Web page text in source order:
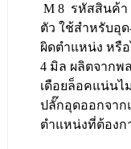
M 8 รหัสสินค้า
ตัว ใช้สำหรับอุด
ผิดตำแหน่ง หรื
4 มิล ผลิตจากพ
เดือยล็อคแน่นไ
ปลั๊กอุดออกจาก
ตำแหน่งที่ต้องก